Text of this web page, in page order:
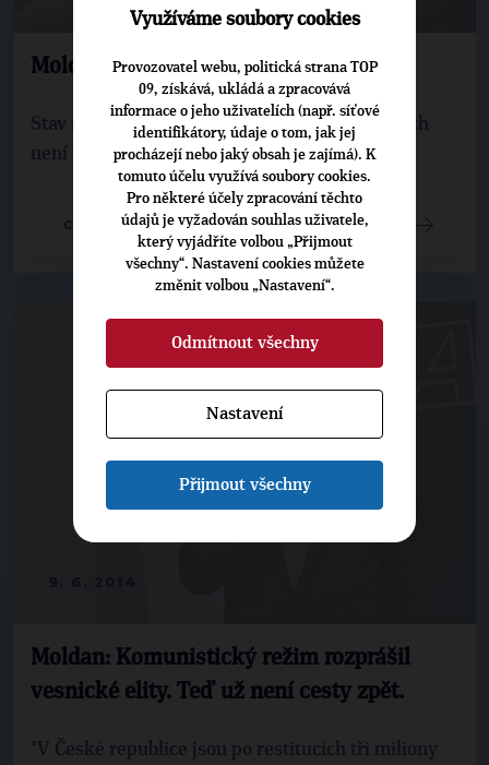
Moldan: Nesmíme být spokojeni
Stav našeho životního prostředí ani po 25 letech
není v pořádku, byť si to veřejnost myslí.
CELÝ ČLÁNEK
Moldan: Komunistický režim rozprášil
vesnické elity. Teď už není cesty zpět.
"V České republice jsou po restitucích tři miliony
Využíváme soubory cookies
Provozovatel webu, politická strana TOP
09, získává, ukládá a zpracovává
informace o jeho uživatelích (např. síťové
identifikátory, údaje o tom, jak jej
procházejí nebo jaký obsah je zajímá). K
tomuto účelu využívá soubory cookies.
Pro některé účely zpracování těchto
údajů je vyžadován souhlas uživatele,
který vyjádříte volbou „Přijmout
všechny“. Nastavení cookies můžete
změnit volbou „Nastavení“.
Odmítnout všechny
Nastavení
Přijmout všechny